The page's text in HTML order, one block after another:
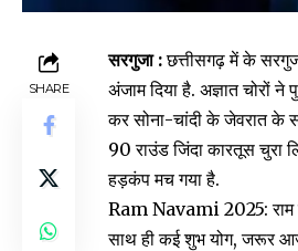
SHARE
सरगुजा :छत्तीसगढ़ में के
अंजाम दिया है. अज्ञात चोरों
कर सोना-चांदी के जेवरात
90 राउंड जिंदा कारतूस चुरा
हड़कंप मच गया है.
Ram Navami 2025: राम
साथ ही कई शुभ योग, जरूर